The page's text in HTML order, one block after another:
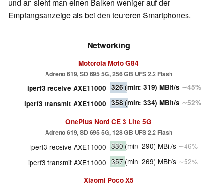
und an sieht man einen Balken weniger auf der
Empfangsanzeige als bei den teureren Smartphones.
Networking
Motorola Moto G84
Adreno 619, SD 695 5G, 256 GB UFS 2.2 Flash
iperf3 receive AXE11000 326 (min: 319) MBit/s ∼45%
iperf3 transmit AXE11000
358 (min: 334) MBit/s ∼52%
OnePlus Nord CE 3 Lite 5G
Adreno 619, SD 695 5G, 128 GB UFS 2.2 Flash
iperf3 receive AXE11000 330 (min: 290) MBit/s ∼46%
iperf3 transmit AXE11000 357 (min: 269) MBit/s ∼52%
Xiaomi Poco X5